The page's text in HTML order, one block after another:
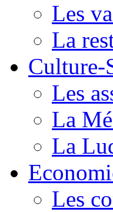
Les
La
Culture-
Les
La
La
Les